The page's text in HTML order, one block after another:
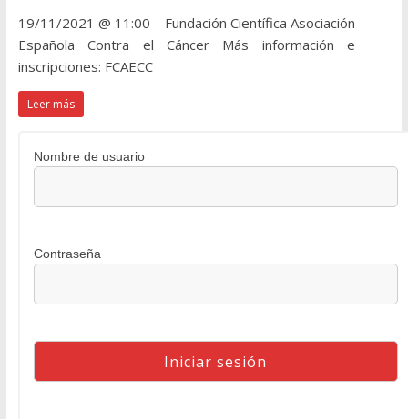
19/11/2021 @ 11:00 – Fundación Científica Asociación
Española Contra el Cáncer Más información e
inscripciones: FCAECC
Leer más
Nombre de usuario
Contraseña